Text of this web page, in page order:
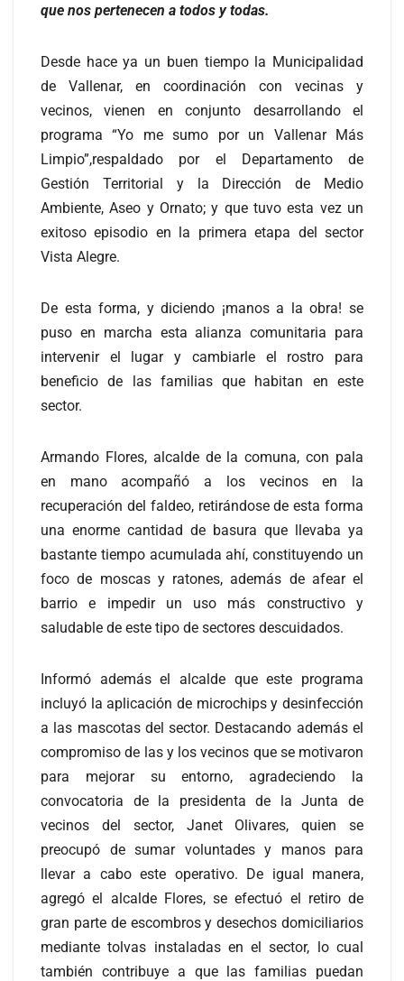
que nos pertenecen a todos y todas.
Desde hace ya un buen tiempo la Municipalidad
de Vallenar, en coordinación con vecinas y
vecinos, vienen en conjunto desarrollando el
programa “Yo me sumo por un Vallenar Más
Limpio”,respaldado por el Departamento de
Gestión Territorial y la Dirección de Medio
Ambiente, Aseo y Ornato; y que tuvo esta vez un
exitoso episodio en la primera etapa del sector
Vista Alegre.
De esta forma, y diciendo ¡manos a la obra! se
puso en marcha esta alianza comunitaria para
intervenir el lugar y cambiarle el rostro para
beneficio de las familias que habitan en este
sector.
Armando Flores, alcalde de la comuna, con pala
en mano acompañó a los vecinos en la
recuperación del faldeo, retirándose de esta forma
una enorme cantidad de basura que llevaba ya
bastante tiempo acumulada ahí, constituyendo un
foco de moscas y ratones, además de afear el
barrio e impedir un uso más constructivo y
saludable de este tipo de sectores descuidados.
Informó además el alcalde que este programa
incluyó la aplicación de microchips y desinfección
a las mascotas del sector. Destacando además el
compromiso de las y los vecinos que se motivaron
para mejorar su entorno, agradeciendo la
convocatoria de la presidenta de la Junta de
vecinos del sector, Janet Olivares, quien se
preocupó de sumar voluntades y manos para
llevar a cabo este operativo. De igual manera,
agregó el alcalde Flores, se efectuó el retiro de
gran parte de escombros y desechos domiciliarios
mediante tolvas instaladas en el sector, lo cual
también contribuye a que las familias puedan